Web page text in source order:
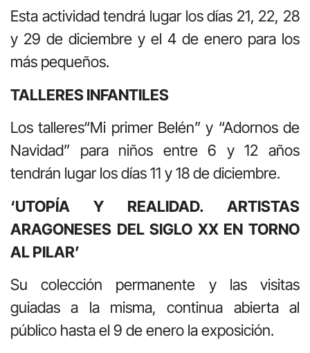
Esta actividad tendrá lugar los días 21, 22, 28
y 29 de diciembre y el 4 de enero para los
más pequeños.
TALLERES INFANTILES
Los talleres“Mi primer Belén” y “Adornos de
Navidad” para niños entre 6 y 12 años
tendrán lugar los días 11 y 18 de diciembre.
‘UTOPÍA Y REALIDAD. ARTISTAS
ARAGONESES DEL SIGLO XX EN TORNO
AL PILAR’
Su colección permanente y las visitas
guiadas a la misma, continua abierta al
público hasta el 9 de enero la exposición.